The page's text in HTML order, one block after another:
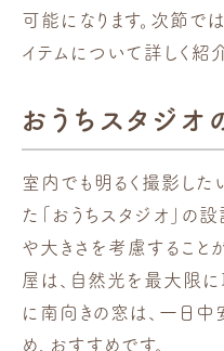
可能になります。次節で
イテムについて詳しく紹
おうちスタジ
室内でも明るく撮影した
た「おうちスタジオ」の
や大きさを考慮すること
屋は、自然光を最大限に
に南向きの窓は、一日中
め、おすすめです。